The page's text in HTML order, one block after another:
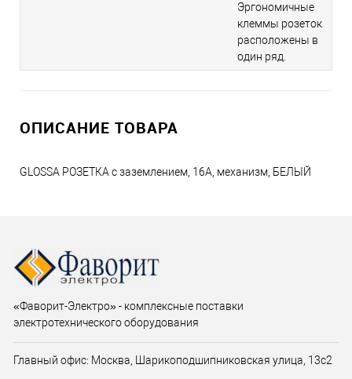
Эргономичные
клеммы розеток
расположены в
один ряд.
ОПИСАНИЕ ТОВАРА
GLOSSA РОЗЕТКА с заземлением, 16А, механизм, БЕЛЫЙ
«Фаворит-Электро» - комплексные поставки
электротехнического оборудования
Главный офис: Москва, Шарикоподшипниковская улица, 13с2